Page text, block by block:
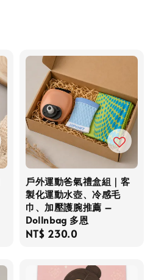
戶外運動爸氣禮盒組｜客
製化運動水壺、冷感毛
巾、加壓護腕推薦 –
Dollnbag 多恩
Regular
NT$ 230.0